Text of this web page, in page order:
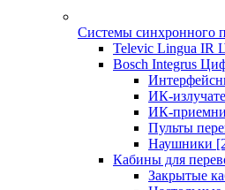
Системы синхронного
Televic Lingua IR
Bosch Integrus
ИК-
ИК-
Пульты
Наушники
Кабины для
Закрытые